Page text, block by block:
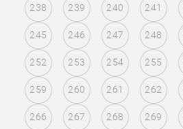
238 239 240 241
245 246 247 248
252 253 254 255
259 260 261 262
266 267 268 269